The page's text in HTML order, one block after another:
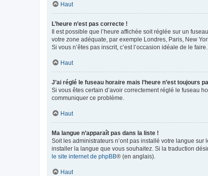
Haut
L’heure n’est pas correcte !
Il est possible que l’heure affichée soit réglée sur un
votre zone adéquate, par exemple Londres, Paris, New
Si vous n’êtes pas inscrit, c’est l’occasion idéale de le faire.
Haut
J’ai réglé le fuseau horaire mais l’heure n’est toujours
Si vous êtes certain d’avoir correctement réglé le fuseau
communiquer ce problème.
Haut
Ma langue n’apparaît pas dans la liste !
Soit les administrateurs n’ont pas installé votre langue
installer la langue que vous souhaitez. Si la traduction
le site internet de phpBB® (en anglais).
Haut